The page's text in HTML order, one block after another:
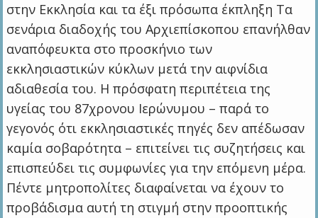
στην Εκκλησία και τα έξι πρόσωπα έκπληξη Τα
σενάρια διαδοχής του Αρχιεπίσκοπου επανήλθαν
αναπόφευκτα στο προσκήνιο των
εκκλησιαστικών κύκλων μετά την αιφνίδια
αδιαθεσία του. Η πρόσφατη περιπέτεια της
υγείας του 87χρονου Ιερώνυμου – παρά το
γεγονός ότι εκκλησιαστικές πηγές δεν απέδωσαν
καμία σοβαρότητα – επιτείνει τις συζητήσεις και
επισπεύδει τις συμφωνίες για την επόμενη μέρα.
Πέντε μητροπολίτες διαφαίνεται να έχουν το
προβάδισμα αυτή τη στιγμή στην προοπτικής